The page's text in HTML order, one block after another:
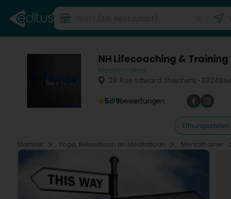
NH Lifecoaching & Training
28 Rue Edward SteichenL-3324
5 9bewertungen
Ëffnungszäiten
Startsäit
Yoga, Relaxatioun an Meditatioun Mentaltrainer